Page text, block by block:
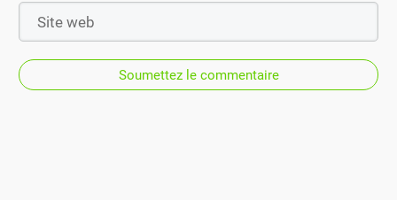
Soumettez le commentaire